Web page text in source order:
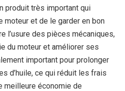
produit très important qui
moteur et de le garder en bon
l’usure des pièces mécaniques,
du moteur et améliorer ses
important pour prolonger
d’huile, ce qui réduit les frais
meilleure économie de